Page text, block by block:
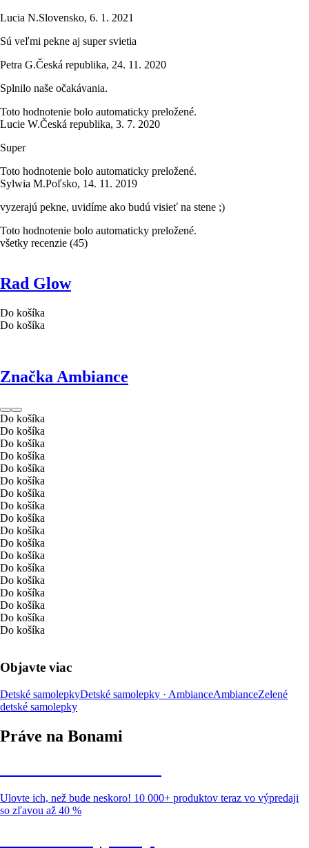
Lucia N.Slovensko, 6. 1. 2021
Sú veľmi pekne aj super svietia
Petra G.Česká republika, 24. 11. 2020
Splnilo naše očakávania.
Toto hodnotenie bolo automaticky preložené.
Lucie W.Česká republika, 3. 7. 2020
Super
Toto hodnotenie bolo automaticky preložené.
Sylwia M.Poľsko, 14. 11. 2019
vyzerajú pekne, uvidíme ako budú visieť na stene ;)
Toto hodnotenie bolo automaticky preložené.
všetky recenzie (45)
Rad Glow
Do košíka
Do košíka
Značka Ambiance
Do košíka
Do košíka
Do košíka
Do košíka
Do košíka
Do košíka
Do košíka
Do košíka
Do košíka
Do košíka
Do košíka
Do košíka
Do košíka
Do košíka
Do košíka
Do košíka
Do košíka
Do košíka
Objavte viac
Detské samolepkyDetské samolepky · AmbianceAmbianceZelené
detské samolepky
Práve na Bonami
Ulovte ich, než bude neskoro! 10 000+ produktov teraz vo výpredaji
so zľavou až 40 %